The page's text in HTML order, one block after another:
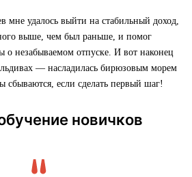
мне удалось выйти на стабильный доход,
выше, чем был раньше, и помог
о незабываемом отпуске. И вот наконец
— насладилась бирюзовым морем
сбываются, если сделать первый шаг!
новичков